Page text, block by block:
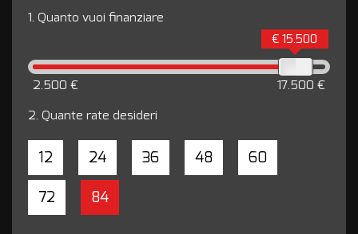
1. Quanto vuoi finanziare
2.500 € 17.500 €
€ 15.500
2. Quante rate desideri
12 24 36 48 60
72 84